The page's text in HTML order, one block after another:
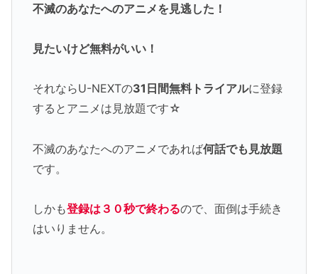
不滅のあなたへのアニメを見逃した！
見たいけど無料がいい！
それならU-NEXTの31日間無料トライアルに登録
するとアニメは見放題です☆
不滅のあなたへのアニメであれば何話でも見放題
です。
しかも登録は３０秒で終わるので、面倒は手続き
はいりません。